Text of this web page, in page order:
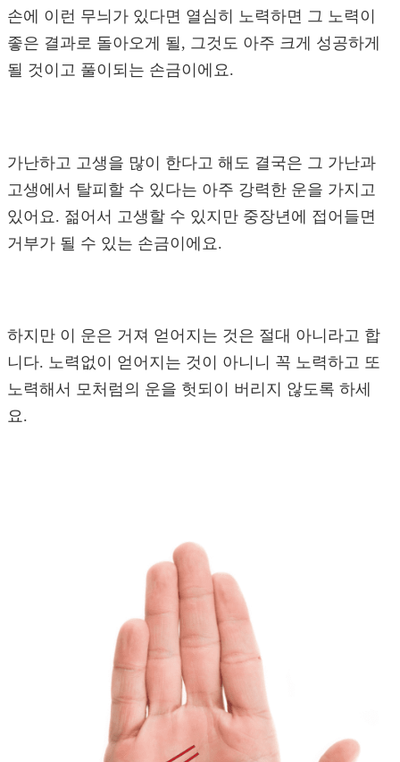
손에 이런 무늬가 있다면 열심히 노력하면 그 노력이
좋은 결과로 돌아오게 될, 그것도 아주 크게 성공하게
될 것이고 풀이되는 손금이에요.
가난하고 고생을 많이 한다고 해도 결국은 그 가난과
고생에서 탈피할 수 있다는 아주 강력한 운을 가지고
있어요. 젊어서 고생할 수 있지만 중장년에 접어들면
거부가 될 수 있는 손금이에요.
하지만 이 운은 거져 얻어지는 것은 절대 아니라고 합
니다. 노력없이 얻어지는 것이 아니니 꼭 노력하고 또
노력해서 모처럼의 운을 헛되이 버리지 않도록 하세
요.